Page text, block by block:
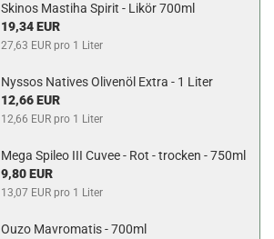
Skinos Mastiha Spirit - Likör 700ml
19,34 EUR
27,63 EUR pro 1 Liter
Nyssos Natives Olivenöl Extra - 1 Liter
12,66 EUR
12,66 EUR pro 1 Liter
Mega Spileo III Cuvee - Rot - trocken - 750ml
9,80 EUR
13,07 EUR pro 1 Liter
Ouzo Mavromatis - 700ml